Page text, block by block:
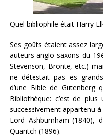
Quel bibliophile était Harry
Ses goûts étaient assez
auteurs anglo-saxons du
Stevenson, Brontë, etc.)
ne détestait pas les
d’une Bible de Gutenberg
Bibliothèque: c’est de
successivement appartenu
Lord Ashburnham (1840),
Quaritch (1896).